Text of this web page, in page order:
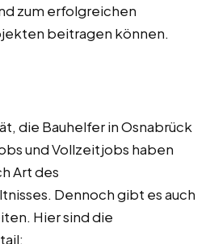
zum erfolgreichen
beitragen können.
die Bauhelfer in Osnabrück
und Vollzeitjobs haben
Art des
Dennoch gibt es auch
Hier sind die